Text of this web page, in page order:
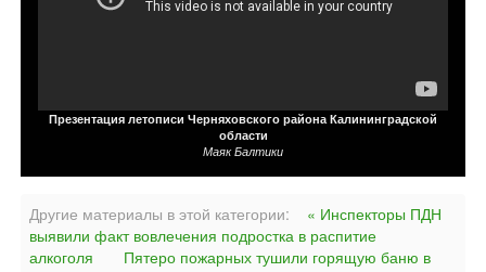
Презентация летописи Черняховского района Калининградской
области
Маяк Балтики
Другие материалы в этой категории:
« Инспекторы ПДН
выявили факт вовлечения подростка в распитие
алкоголя
Пятеро пожарных тушили горящую баню в